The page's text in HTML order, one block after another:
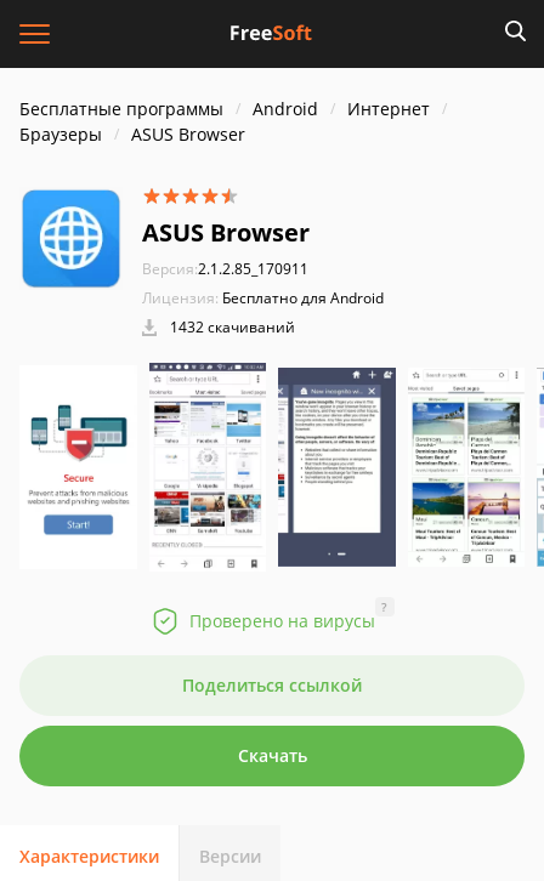
Бесплатные программы Android
Интернет
Браузеры
ASUS Browser
ASUS Browser
Версия:2.1.2.85_170911
Лицензия: Бесплатно для Android
1432 скачиваний
Проверено на вирусы
?
Поделиться ссылкой
Скачать
Характеристики Версии